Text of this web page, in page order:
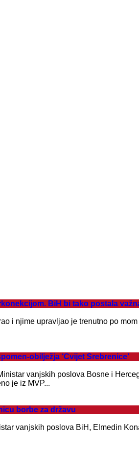
BiH bi tako postala
i njime upravljao je trenutno po
obilježja ‘Cvijet Srebrenice’
vanjskih poslova Bosne i
je iz MVP...
borbe za državu
vanjskih poslova BiH, Elmedin